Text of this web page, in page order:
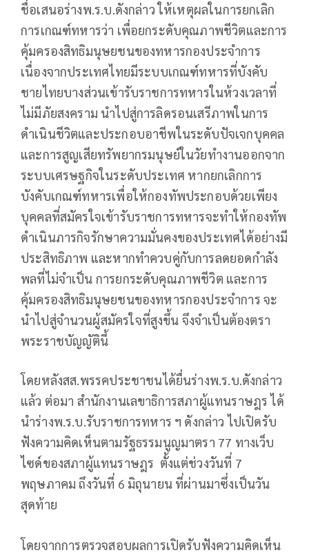
ชื่อเสนอร่างพ.ร.บ.ดังกล่าว ให้เหตุผลในการยกเลิก
การเกณฑ์ทหารว่า เพื่อยกระดับคุณภาพชีวิตและการ
คุ้มครองสิทธิมนุษยชนของทหารกองประจำการ
เนื่องจากประเทศไทยมีระบบเกณฑ์ทหารที่บังคับ
ชายไทยบางส่วนเข้ารับราชการทหารในห้วงเวลาที่
ไม่มีภัยสงคราม นำไปสู่การลิดรอนเสรีภาพในการ
ดำเนินชีวิตและประกอบอาชีพในระดับปัจเจกบุคคล
และการสูญเสียทรัพยากรมนุษย์ในวัยทำงานออกจาก
ระบบเศรษฐกิจในระดับประเทศ หากยกเลิกการ
บังคับเกณฑ์ทหารเพื่อให้กองทัพประกอบด้วยเพียง
บุคคลที่สมัครใจเข้ารับราชการทหารจะทำให้กองทัพ
ดำเนินภารกิจรักษาความมั่นคงของประเทศได้อย่างมี
ประสิทธิภาพ และหากทำควบคู่กับการลดยอดกำลัง
พลที่ไม่จำเป็น การยกระดับคุณภาพชีวิต และการ
คุ้มครองสิทธิมนุษยชนของทหารกองประจำการ จะ
นำไปสู่จำนวนผู้สมัครใจที่สูงขึ้น จึงจำเป็นต้องตรา
พระราชบัญญัตินี้
โดยหลังสส.พรรคประชาชนได้ยื่นร่างพ.ร.บ.ดังกล่าว
แล้ว ต่อมา สำนักงานเลขาธิการสภาผู้แทนราษฎร ได้
นำร่างพ.ร.บ.รับราชการทหาร ฯ ดังกล่าว ไปเปิดรับ
ฟังความคิดเห็นตามรัฐธรรมนูญมาตรา 77 ทางเว็บ
ไซด์ของสภาผู้แทนราษฎร ตั้งแต่ช่วงวันที่ 7
พฤษภาคม ถึงวันที่ 6 มิถุนายน ที่ผ่านมาซึ่งเป็นวัน
สุดท้าย
โดยจากการตรวจสอบผลการเปิดรับฟังความคิดเห็น